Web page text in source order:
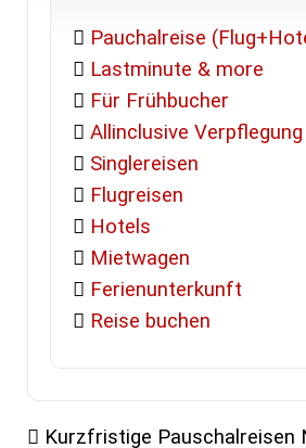
Pauchalreise
Lastminute & more
Für Frühbucher
Allinclusive Verpflegung
Singlereisen
Flugreisen
Hotels
Mietwagen
Ferienunterkunft
Reise buchen
Kurzfristige Pauschalreisen